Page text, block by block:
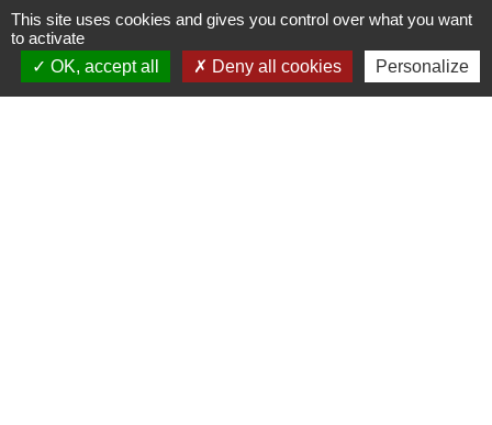
S'ABONNER
This site uses cookies and gives you control over what you want
to activate
OK, accept all
Deny all cookies Personalize